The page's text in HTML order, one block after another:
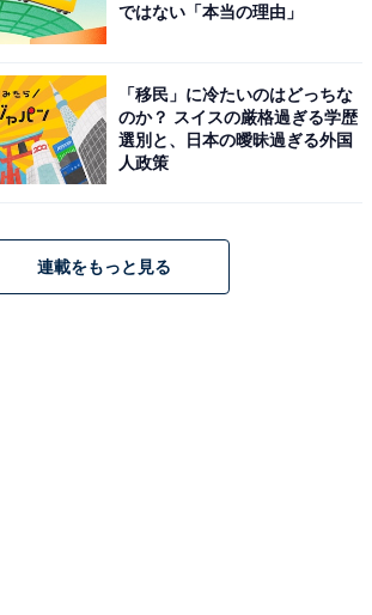
ではない「本当の理由」
「移民」に冷たいのはどっちな
のか？ スイスの厳格過ぎる学歴
選別と、日本の曖昧過ぎる外国
人政策
連載をもっと見る